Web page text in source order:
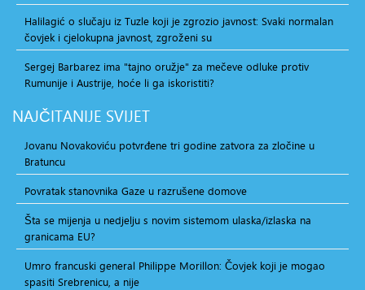
Halilagić o slučaju iz Tuzle koji je zgrozio javnost: Svaki normalan
čovjek i cjelokupna javnost, zgroženi su
Sergej Barbarez ima "tajno oružje" za mečeve odluke protiv
Rumunije i Austrije, hoće li ga iskoristiti?
NAJČITANIJE SVIJET
Jovanu Novakoviću potvrđene tri godine zatvora za zločine u
Bratuncu
Povratak stanovnika Gaze u razrušene domove
Šta se mijenja u nedjelju s novim sistemom ulaska/izlaska na
granicama EU?
Umro francuski general Philippe Morillon: Čovjek koji je mogao
spasiti Srebrenicu, a nije